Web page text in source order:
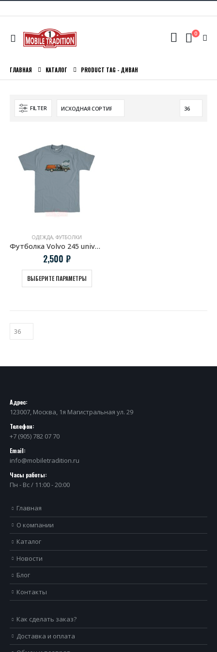
0
ГЛАВНАЯ КАТАЛОГ PRODUCT TAG - ДИВАН
FILTER
ОДЕЖДА, ФУТБОЛКИ
Футболка Volvo 245 universal
2,500 ₽
ВЫБЕРИТЕ ПАРАМЕТРЫ
Адрес:
123007, Москва, 1я Магистральная ул. 29
Телефон:
+7 (905) 782 07 70
Email:
info@mobiletradition.ru
Часы работы:
Пн - Вс / 11:00 - 20:00
Главная
О компании
Каталог
Новости
Блог
Контакты
Как сделать заказ?
Доставка и оплата